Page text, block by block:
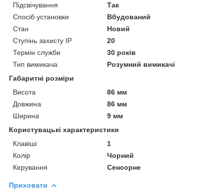
Підсвічування
Так
Спосіб установки
Вбудований
Стан
Новий
Ступінь захисту IP
20
Термін служби
30 років
Тип вимикача
Розумний вимикачі
Габаритні розміри
Висота
86 мм
Довжина
86 мм
Ширина
9 мм
Користувацькі характеристики
Клавіші
1
Колір
Чорний
Керування
Сенсорне
Приховати